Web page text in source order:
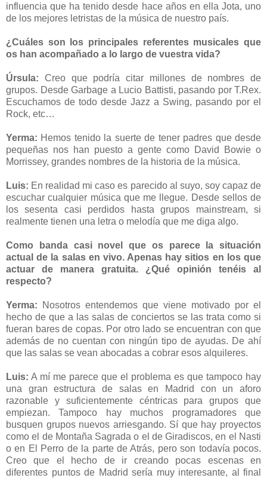
influencia que ha tenido desde hace años en ella Jota, uno
de los mejores letristas de la música de nuestro país.
¿Cuáles son los principales referentes musicales que
os han acompañado a lo largo de vuestra vida?
Úrsula: Creo que podría citar millones de nombres de
grupos. Desde Garbage a Lucio Battisti, pasando por T.Rex.
Escuchamos de todo desde Jazz a Swing, pasando por el
Rock, etc…
Yerma: Hemos tenido la suerte de tener padres que desde
pequeñas nos han puesto a gente como David Bowie o
Morrissey, grandes nombres de la historia de la música.
Luis: En realidad mi caso es parecido al suyo, soy capaz de
escuchar cualquier música que me llegue. Desde sellos de
los sesenta casi perdidos hasta grupos mainstream, si
realmente tienen una letra o melodía que me diga algo.
Como banda casi novel que os parece la situación
actual de la salas en vivo. Apenas hay sitios en los que
actuar de manera gratuita. ¿Qué opinión tenéis al
respecto?
Yerma: Nosotros entendemos que viene motivado por el
hecho de que a las salas de conciertos se las trata como si
fueran bares de copas. Por otro lado se encuentran con que
además de no cuentan con ningún tipo de ayudas. De ahí
que las salas se vean abocadas a cobrar esos alquileres.
Luis: A mí me parece que el problema es que tampoco hay
una gran estructura de salas en Madrid con un aforo
razonable y suficientemente céntricas para grupos que
empiezan. Tampoco hay muchos programadores que
busquen grupos nuevos arriesgando. Sí que hay proyectos
como el de Montaña Sagrada o el de Giradiscos, en el Nasti
o en El Perro de la parte de Atrás, pero son todavía pocos.
Creo que el hecho de ir creando pocas escenas en
diferentes puntos de Madrid sería muy interesante, al final